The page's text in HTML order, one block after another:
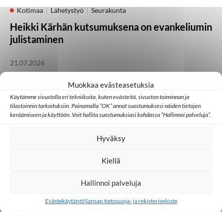
Muokkaa evästeasetuksia
Käytämme sivustolla eri tekniikoita, kuten evästeitä, sivuston toiminnan ja
tilastoinnin tarkoituksiin. Painamalla ”OK” annat suostumuksesi näiden tietojen
keräämiseen ja käyttöön. Voit hallita suostumuksiasi kohdassa ”Hallinnoi palveluja”.
Hyväksy
Kiellä
Hallinnoi palveluja
EvästekäytäntöSansan tietosuoja- ja rekisteriseloste
Kotimaa Lähetystyö Seurakunta
Heikki Kärhän kutsumuksena on evankeliumin
julistaminen
21.07.2026
Millainen kristillinen some toimii Aasiassa?
Ed Cannon: Joskus koko yhteisö muuttuu
yhden uuden uskovan kautta